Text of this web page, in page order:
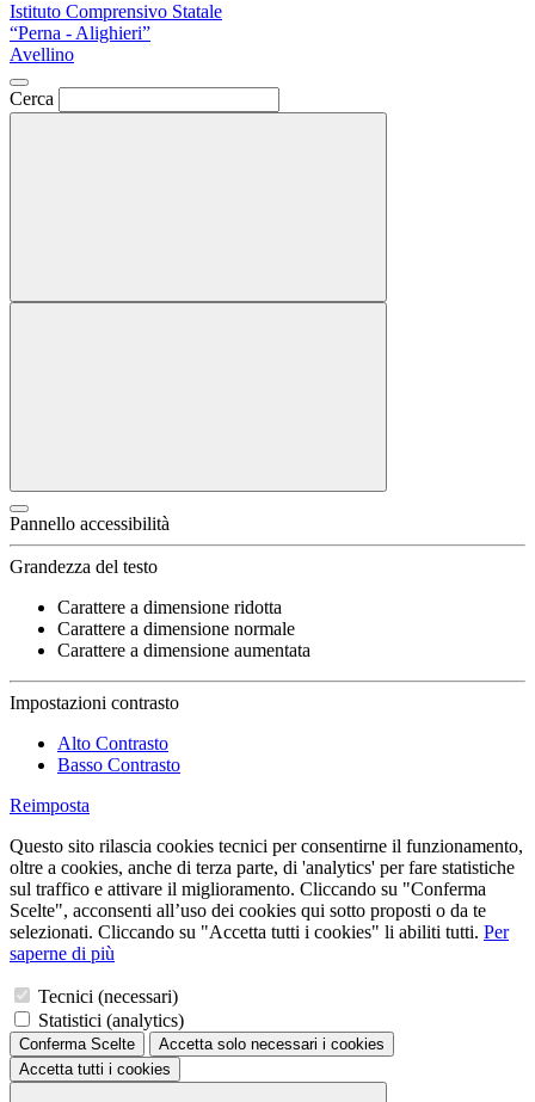
Istituto Comprensivo Statale
“Perna - Alighieri”
Avellino
Cerca
Pannello accessibilità
Grandezza del testo
Carattere a dimensione ridotta
Carattere a dimensione normale
Carattere a dimensione aumentata
Impostazioni contrasto
Alto Contrasto
Basso Contrasto
Reimposta
Questo sito rilascia cookies tecnici per consentirne il funzionamento,
oltre a cookies, anche di terza parte, di 'analytics' per fare statistiche
sul traffico e attivare il miglioramento. Cliccando su "Conferma
Scelte", acconsenti all’uso dei cookies qui sotto proposti o da te
selezionati. Cliccando su "Accetta tutti i cookies" li abiliti tutti. Per
saperne di più
Tecnici (necessari)
Statistici (analytics)
Conferma Scelte Accetta solo necessari i cookies
Accetta tutti i cookies